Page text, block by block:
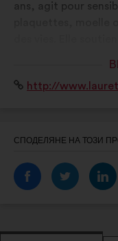
ans, agit pour
Уебсайт:
http://
СПОДЕЛЯНЕ НА ТОЗИ